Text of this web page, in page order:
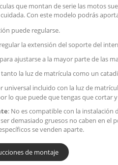
que montan de serie las motos
Con este modelo podrás
puede regularse.
la extensión del soporte del
ajustarse a la mayor parte de las
la luz de matrícula como un
universal incluido con la luz de
lo que puede que tengas que cortar
: No es compatible con la
demasiado gruesos no caben en el
se venden aparte.
de montaje